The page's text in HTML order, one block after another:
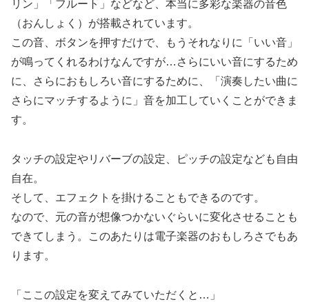
リン」「フルート」などなど、本当に多彩な楽器の音色
（おんしょく）が搭載されています。
この音、ボタンを押すだけで、もうそれなりに「いい音」
が鳴ってくれるわけなんですが…さらにいい音にするため
に、さらにおもしろい音にするために、「演奏したい曲に
さらにマッチするように」音を加工していくことができま
す。
タッチの設定やリバーブの設定、ピッチの設定なども自由
自在。
そして、エフェクトを掛けることもできるのです。
なので、元の音が想像つかないぐらいに変化させることも
できてしまう。このあたりは電子楽器のおもしろさでもあ
ります。
「ここの設定を変えてみていただくと…」